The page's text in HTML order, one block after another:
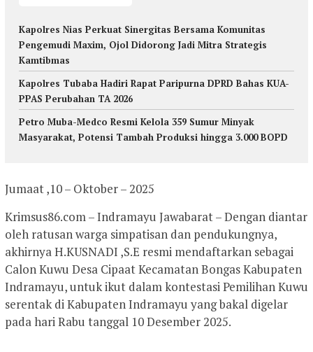
Kapolres Nias Perkuat Sinergitas Bersama Komunitas
Pengemudi Maxim, Ojol Didorong Jadi Mitra Strategis
Kamtibmas
Kapolres Tubaba Hadiri Rapat Paripurna DPRD Bahas KUA-
PPAS Perubahan TA 2026
Petro Muba-Medco Resmi Kelola 359 Sumur Minyak
Masyarakat, Potensi Tambah Produksi hingga 3.000 BOPD
Jumaat ,10 – Oktober – 2025
Krimsus86.com – Indramayu Jawabarat – Dengan diantar
oleh ratusan warga simpatisan dan pendukungnya,
akhirnya H.KUSNADI ,S.E resmi mendaftarkan sebagai
Calon Kuwu Desa Cipaat Kecamatan Bongas Kabupaten
Indramayu, untuk ikut dalam kontestasi Pemilihan Kuwu
serentak di Kabupaten Indramayu yang bakal digelar
pada hari Rabu tanggal 10 Desember 2025.